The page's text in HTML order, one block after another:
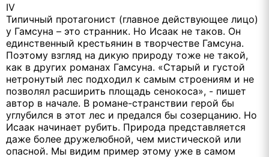
IV
Типичный протагонист (главное действующее лицо)
у Гамсуна – это странник. Но Исаак не таков. Он
единственный крестьянин в творчестве Гамсуна.
Поэтому взгляд на дикую природу тоже не такой,
как в других романах Гамсуна. «Старый и густой
нетронутый лес подходил к самым строениям и не
позволял расширить площадь сенокоса», - пишет
автор в начале. В романе-странствии герой бы
углубился в этот лес и предался бы созерцанию. Но
Исаак начинает рубить. Природа представляется
даже более дружелюбной, чем мистической или
опасной. Мы видим пример этому уже в самом